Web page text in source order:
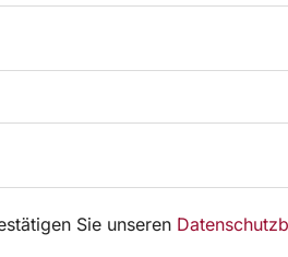
Sie unseren